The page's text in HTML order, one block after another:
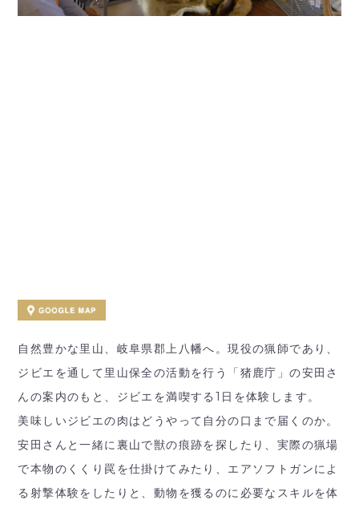
自然豊かな里山、岐阜県郡上八幡へ。現役の猟師であり、
ジビエを通して里山保全の活動を行う「猪鹿庁」の安田さ
んの案内のもと、ジビエを満喫する1日を体験します。
美味しいジビエの肉はどうやって自分の口まで届くのか。
安田さんと一緒に裏山で獣の痕跡を探したり、実際の猟場
で本物のくくり罠を仕掛けてみたり、エアソフトガンによ
る射撃体験をしたりと、動物を獲るのに必要なスキルを体